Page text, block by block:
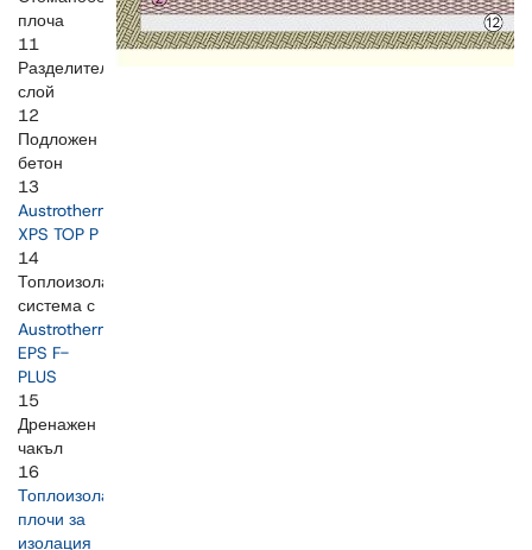
плоча
11
Разделителен
слой
12
Подложен
бетон
13
Austrotherm
XPS TOP P
14
Топлоизолационна
система с
Austrotherm
EPS F-
PLUS
15
Дренажен
чакъл
16
Топлоизолационни
плочи за
изолация